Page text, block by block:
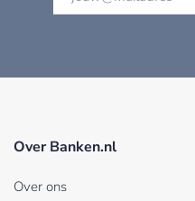
Over Banken.nl
Over ons